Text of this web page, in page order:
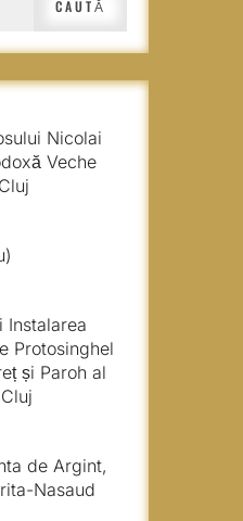
Nicolai
Veche
Instalarea
Protosinghel
și Paroh al
de Argint,
Nasaud